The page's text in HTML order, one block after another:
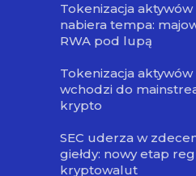
Tokenizacja
nabiera tempa:
RWA pod lupą
Tokenizacja
wchodzi do
krypto
SEC uderza w
giełdy: nowy etap
kryptowalut